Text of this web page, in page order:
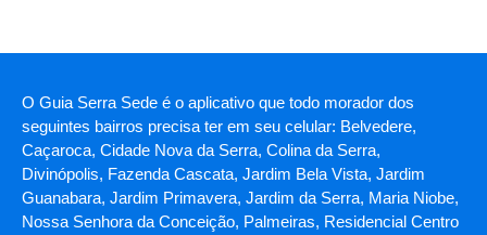
O Guia Serra Sede é o aplicativo que todo morador dos
seguintes bairros precisa ter em seu celular: Belvedere,
Caçaroca, Cidade Nova da Serra, Colina da Serra,
Divinópolis, Fazenda Cascata, Jardim Bela Vista, Jardim
Guanabara, Jardim Primavera, Jardim da Serra, Maria Niobe,
Nossa Senhora da Conceição, Palmeiras, Residencial Centro